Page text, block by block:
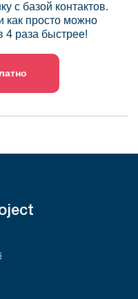
с базой контактов.
как просто можно
4 раза быстрее!